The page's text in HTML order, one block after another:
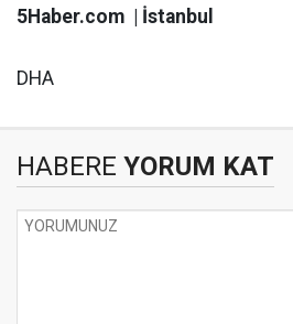
5Haber.com | İstanbul
DHA
HABERE YORUM KAT